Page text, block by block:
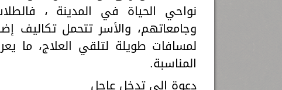
نواحي الحياة في المدينة ،
وجامعاتهم، والأسر تتحمل تكاليف
لمسافات طويلة لتلقي العلاج، ما
المناسبة.
دعوة إلى تدخل عاجل